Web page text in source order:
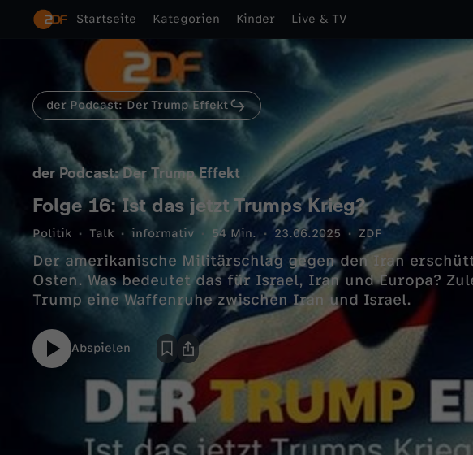
Startseite Kategorien Kinder Live & TV
der Podcast: Der Trump Effekt
der Podcast: Der Trump Effekt
Folge 16: Ist das jetzt Trumps Krieg?
Politik Talk informativ 54 Min. 23.06.2025 ZDF
Der amerikanische Militärschlag gegen den Iran
Osten. Was bedeutet das für Israel, Iran und Europa?
Trump eine Waffenruhe zwischen Iran und Israel.
Abspielen